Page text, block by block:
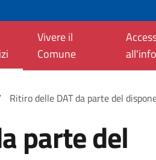
Vivere il
Comune
Ritiro delle DAT da parte del
parte del